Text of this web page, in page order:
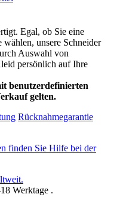
Egal, ob Sie eine
unsere Schneider
Auswahl von
persönlich auf Ihre
benutzerdefinierten
gelten.
Rücknahmegarantie
finden Sie Hilfe bei der
Werktage .